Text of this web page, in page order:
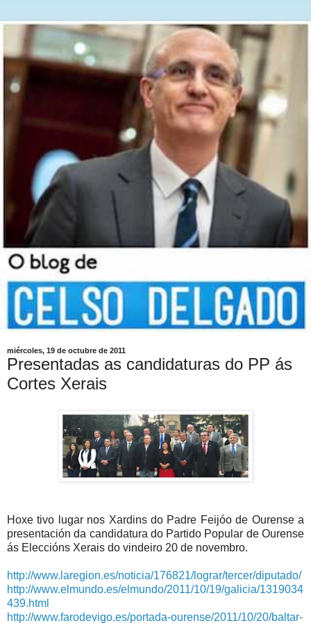
miércoles, 19 de octubre de 2011
Presentadas as candidaturas do PP ás
Cortes Xerais
Hoxe tivo lugar nos Xardins do Padre Feijóo de Ourense a
presentación da candidatura do Partido Popular de Ourense
ás Eleccións Xerais do vindeiro 20 de novembro.
http://www.laregion.es/noticia/176821/lograr/tercer/diputado/
http://www.elmundo.es/elmundo/2011/10/19/galicia/1319034
439.html
http://www.farodevigo.es/portada-ourense/2011/10/20/baltar-